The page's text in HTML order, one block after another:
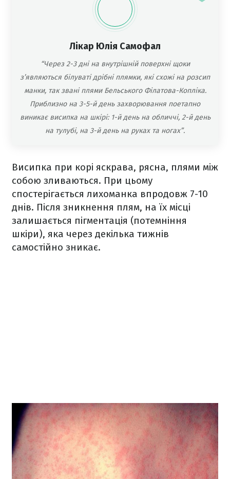
Лікар Юлія Самофал
“Через 2-3 дні на внутрішній поверхні щоки
з’являються білуваті дрібні плямки, які схожі на розсип
манки, так звані плями Бельського Філатова-Копліка.
Приблизно на 3-5-й день захворювання поетапно
виникає висипка на шкірі: 1-й день на обличчі, 2-й день
на тулубі, на 3-й день на руках та ногах”.
Висипка при корі яскрава, рясна, плями між
собою зливаються. При цьому
спостерігається лихоманка впродовж 7-10
днів. Після зникнення плям, на їх місці
залишається пігментація (потемніння
шкіри), яка через декілька тижнів
самостійно зникає.